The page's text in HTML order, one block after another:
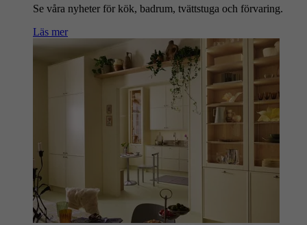
Se våra nyheter för kök, badrum, tvättstuga och förvaring.
Läs mer